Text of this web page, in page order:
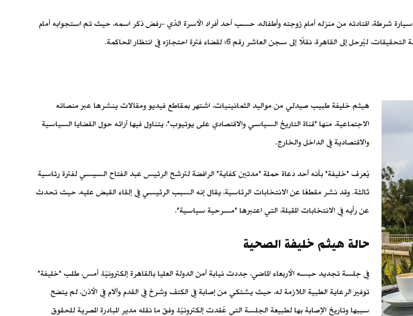
وقد ألقي القبض على "خليفة" بمساعدة قوة أمنية كبيرة، تضمنت أكثر من 20 سيارة شرطة، اقتادته من منزله أمام زوجته وأطفاله، حسب أحد أفراد الأسرة الذي -رفض ذكر اسمه، حيث تم استجوابه أمام
هيثم خليفة طبيب صيدلي من مواليد الثمانينيات، اشتهر بمقاطع فيديو ومقالات ينشرها عبر منصاته
الاجتماعية، منها "قناة التاريخ السياسي والاقتصادي على يوتيوب"، يتناول فيها آرائه حول القضايا السياسية
والاقتصادية في الداخل والخارج.
يُعرف "خليفة" بأنه أحد دعاة حملة "مدتين كفاية" الرافضة لترشح الرئيس عبد الفتاح السيسي لفترة رئاسية
ثالثة. وقد نشر مقطعًا عن الانتخابات الرئاسية، يقال إنه السبب الرئيسي في إلقاء القبض عليه، حيث تحدث
عن رأيه في الانتخابات المقبلة، التي اعتبرها "مسرحية سياسية".
حالة هيثم خليفة الصحية
في جلسة تجديد حبسه الأربعاء الماضي، جددت نيابة أمن الدولة العليا بالقاهرة إلكترونيًا، أمس، طلب "خليفة"
توفير الرعاية الطبية اللازمة له، حيث يشتكي من إصابة في الكتف وشرخ في القدم وآلام في الأذن، لم يتضح
سببها وتاريخ الإصابة بها لطبيعة الجلسة التي عُقدت إلكترونيًا، وفق ما نقله مدير المبادرة المصرية للحقوق